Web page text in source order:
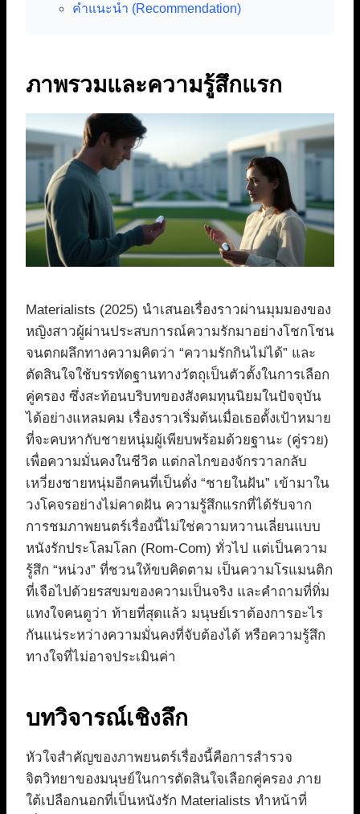
คำแนะนำ (Recommendation)
ภาพรวมและความรู้สึกแรก
Materialists (2025) นำเสนอเรื่องราวผ่านมุมมองของ
หญิงสาวผู้ผ่านประสบการณ์ความรักมาอย่างโชกโชน
จนตกผลึกทางความคิดว่า “ความรักกินไม่ได้” และ
ตัดสินใจใช้บรรทัดฐานทางวัตถุเป็นตัวตั้งในการเลือก
คู่ครอง ซึ่งสะท้อนบริบทของสังคมทุนนิยมในปัจจุบัน
ได้อย่างแหลมคม เรื่องราวเริ่มต้นเมื่อเธอตั้งเป้าหมาย
ที่จะคบหากับชายหนุ่มผู้เพียบพร้อมด้วยฐานะ (คู่รวย)
เพื่อความมั่นคงในชีวิต แต่กลไกของจักรวาลกลับ
เหวี่ยงชายหนุ่มอีกคนที่เป็นดั่ง “ชายในฝัน” เข้ามาใน
วงโคจรอย่างไม่คาดฝัน ความรู้สึกแรกที่ได้รับจาก
การชมภาพยนตร์เรื่องนี้ไม่ใช่ความหวานเลี่ยนแบบ
หนังรักประโลมโลก (Rom-Com) ทั่วไป แต่เป็นความ
รู้สึก “หน่วง” ที่ชวนให้ขบคิดตาม เป็นความโรแมนติก
ที่เจือไปด้วยรสขมของความเป็นจริง และคำถามที่ทิ่ม
แทงใจคนดูว่า ท้ายที่สุดแล้ว มนุษย์เราต้องการอะไร
กันแน่ระหว่างความมั่นคงที่จับต้องได้ หรือความรู้สึก
ทางใจที่ไม่อาจประเมินค่า
บทวิจารณ์เชิงลึก
หัวใจสำคัญของภาพยนตร์เรื่องนี้คือการสำรวจ
จิตวิทยาของมนุษย์ในการตัดสินใจเลือกคู่ครอง ภาย
ใต้เปลือกนอกที่เป็นหนังรัก Materialists ทำหน้าที่